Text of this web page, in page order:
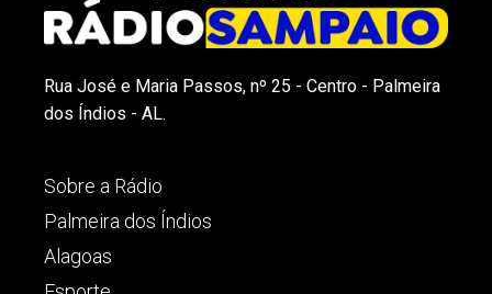
Rua José e Maria Passos, nº 25 - Centro - Palmeira
dos Índios - AL.
Sobre a Rádio
Palmeira dos Índios
Alagoas